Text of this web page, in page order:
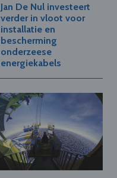
Jan De Nul investeert
verder in vloot voor
installatie en
bescherming
onderzeese
energiekabels